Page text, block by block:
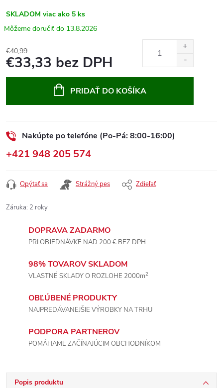
SKLADOM viac ako 5 ks
13.8.2026
€40,99
€33,33 bez DPH
PRIDAŤ DO KOŠÍKA
Nakúpte po telefóne (Po-Pá: 8:00-16:00)
+421 948 205 574
Opýtať sa Strážný pes Zdieľať
Záruka: 2 roky
DOPRAVA ZADARMO
PRI OBJEDNÁVKE NAD 200 € BEZ DPH
98% TOVAROV SKLADOM
VLASTNÉ SKLADY O ROZLOHE 2000m2
OBĽÚBENÉ PRODUKTY
NAJPREDÁVANEJŠIE VÝROBKY NA TRHU
PODPORA PARTNEROV
POMÁHAME ZAČÍNAJÚCIM OBCHODNÍKOM
Popis produktu